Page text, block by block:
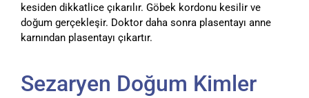
kesiden dikkatlice çıkarılır. Göbek kordonu kesilir ve
doğum gerçekleşir. Doktor daha sonra plasentayı anne
karnından plasentayı çıkartır.
Sezaryen Doğum Kimler